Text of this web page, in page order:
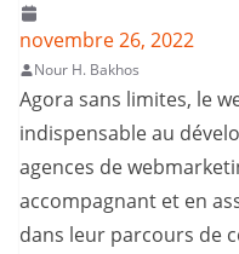
novembre 26, 2022
Nour H. Bakhos
Agora sans limites, le
indispensable au
agences de
accompagnant et en
dans leur parcours de